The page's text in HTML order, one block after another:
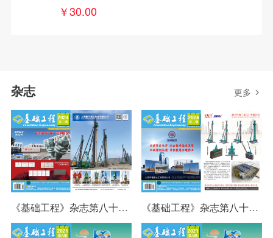
￥30.00
杂志 更多
《基础工程》杂志第八十四期 《基础工程》杂志第八十三期